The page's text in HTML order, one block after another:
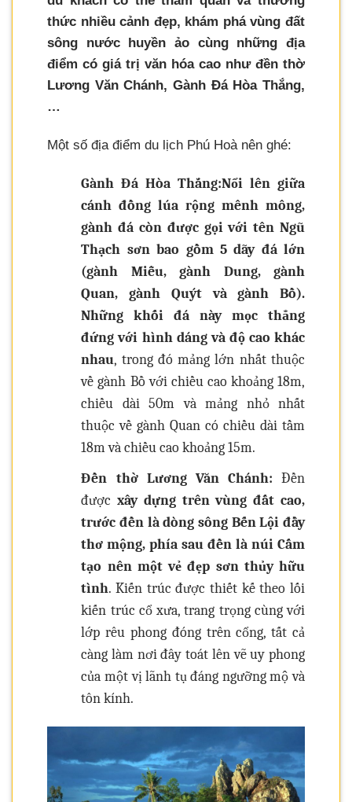
thức nhiều cảnh đẹp, khám phá vùng đất
sông nước huyền ảo cùng những địa
điểm có giá trị văn hóa cao như đền thờ
Lương Văn Chánh, Gành Đá Hòa Thắng,
…
Một số địa điểm du lịch Phú Hoà nên ghé:
Gành Đá Hòa Thắng:Nổi lên giữa
cánh đồng lúa rộng mênh mông,
gành đá còn được gọi với tên Ngũ
Thạch sơn bao gồm 5 dãy đá lớn
(gành Miễu, gành Dung, gành
Quan, gành Quýt và gành Bồ).
Những khối đá này mọc thẳng
đứng với hình dáng và độ cao khác
nhau, trong đó mảng lớn nhất thuộc
về gành Bồ với chiều cao khoảng 18m,
chiều dài 50m và mảng nhỏ nhất
thuộc về gành Quan có chiều dài tầm
18m và chiều cao khoảng 15m.
Đền thờ Lương Văn Chánh: Đền
đượcxây dựng trên vùng đất cao,
trước đền là dòng sông Bến Lội đầy
thơ mộng, phía sau đền là núi Cấm
tạo nên một vẻ đẹp sơn thủy hữu
tình. Kiến trúc được thiết kế theo lối
kiến trúc cổ xưa, trang trọng cùng với
lớp rêu phong đóng trên cổng, tất cả
càng làm nơi đây toát lên vẽ uy phong
của một vị lãnh tụ đáng ngưỡng mộ và
tôn kính.